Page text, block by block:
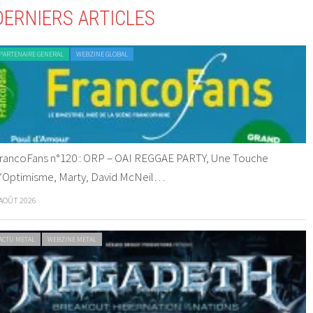
ARTICLES
GENERAL WEBZINE GLOBAL
n°120 : ORP – OAI REGGAE PARTY, Une Touche
Marty, David McNeil…
2026
METAL WEBZINE METAL